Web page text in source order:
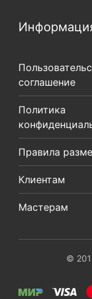
соглашение
Политика
Правила
Клиентам
Мастерам
©